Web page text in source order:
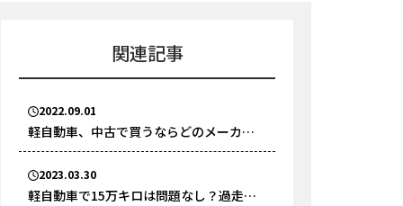
関連記事
2022.09.01
軽自動車、中古で買うならどのメーカ
ー？おすすめのメーカーを解説
2023.03.30
軽自動車で15万キロは問題なし？過走行